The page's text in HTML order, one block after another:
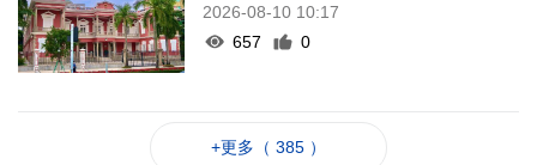
2026-08-10 10:17
657
0
+更多（ 385 ）